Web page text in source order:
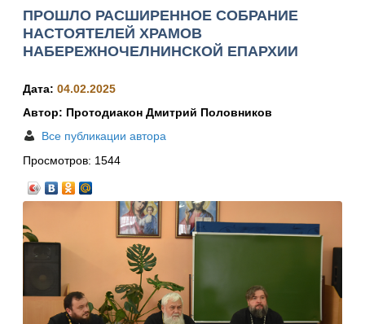
ПРОШЛО РАСШИРЕННОЕ СОБРАНИЕ
НАСТОЯТЕЛЕЙ ХРАМОВ
НАБЕРЕЖНОЧЕЛНИНСКОЙ ЕПАРХИИ
Дата: 04.02.2025
Автор: Протодиакон Дмитрий Половников
Все публикации автора
Просмотров: 1544